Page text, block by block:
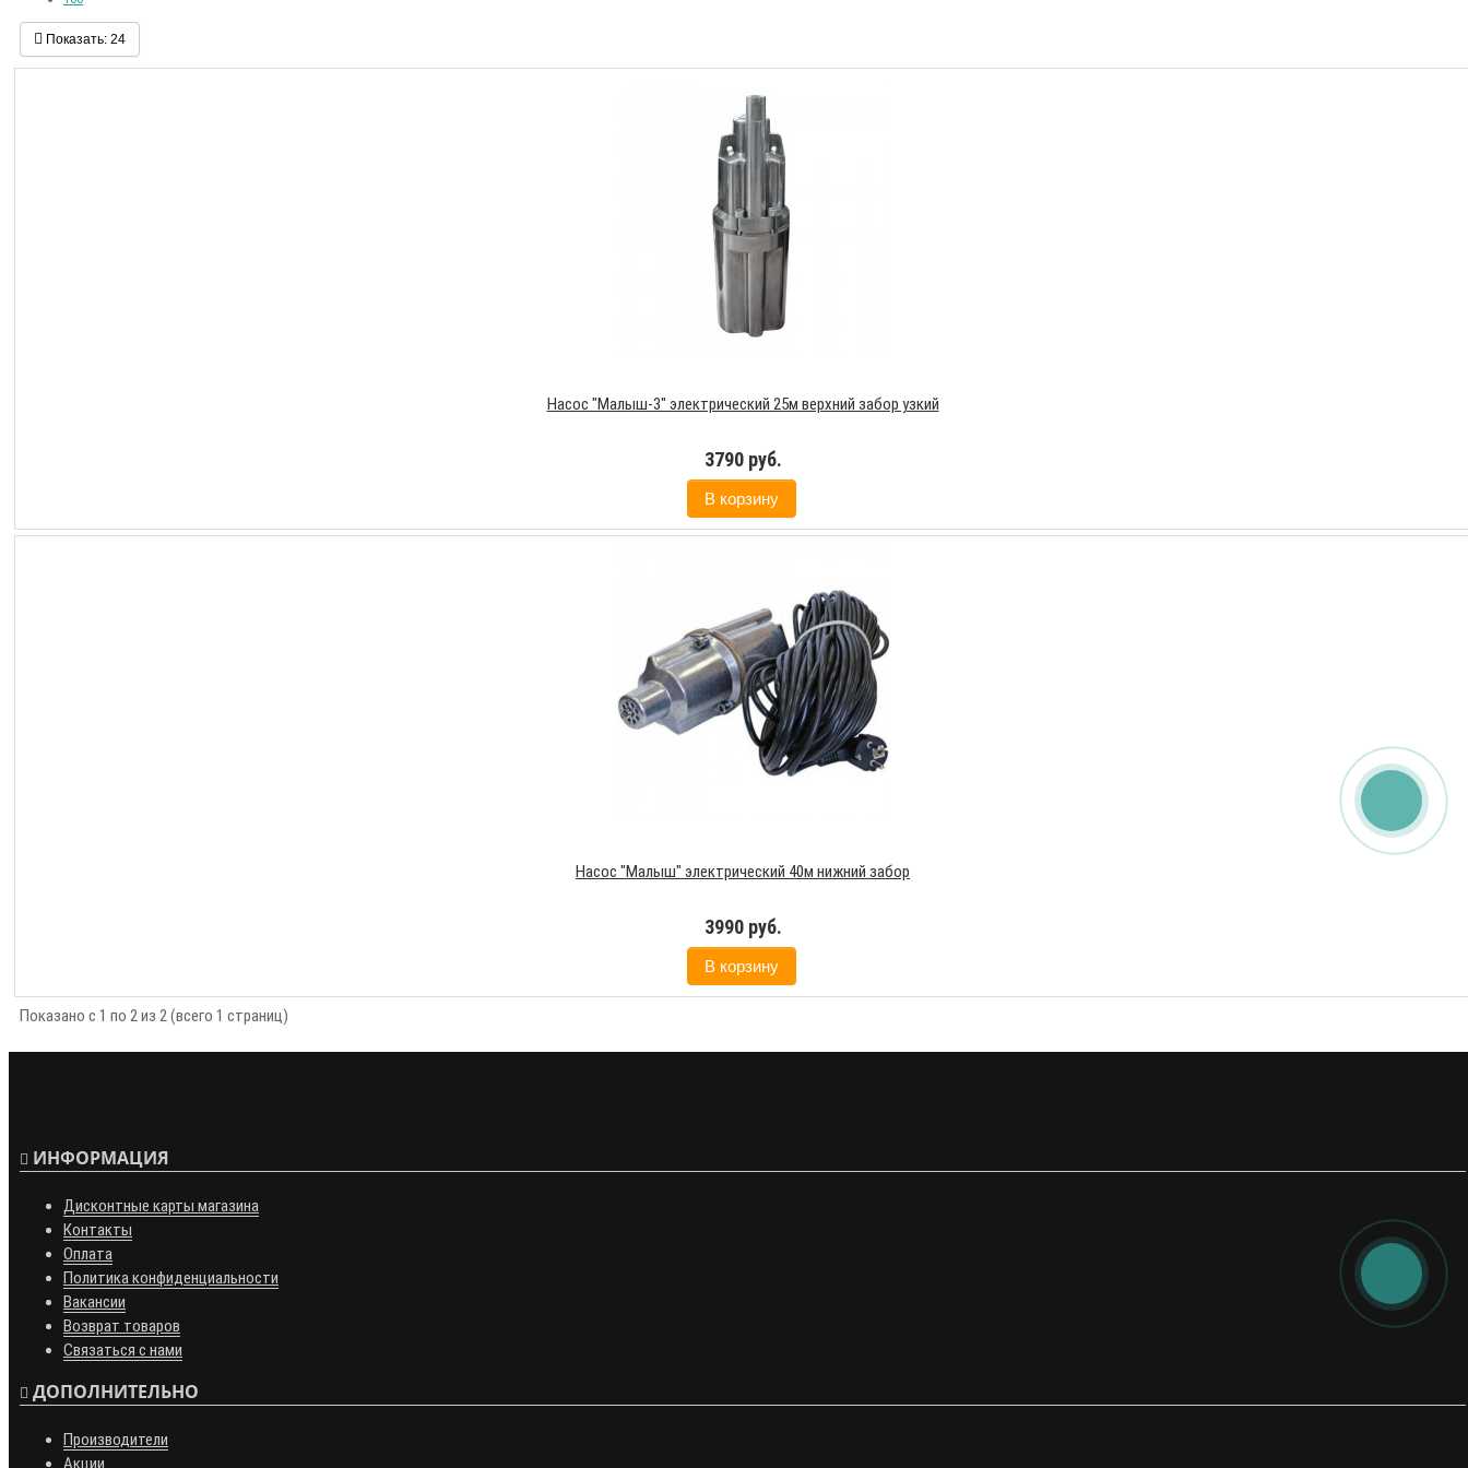
Показать: 24
Насос "Малыш-3" электрический 25м верхний забор узкий
3790 руб.
В корзину
Насос "Малыш" электрический 40м нижний забор
3990 руб.
В корзину
Показано с 1 по 2 из 2 (всего 1 страниц)
ИНФОРМАЦИЯ
Дисконтные карты магазина
Контакты
Оплата
Политика конфиденциальности
Вакансии
Возврат товаров
Связаться с нами
ДОПОЛНИТЕЛЬНО
Производители
Акции